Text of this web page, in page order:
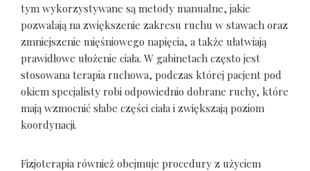
tym wykorzystywane są metody manualne, jakie
pozwalają na zwiększenie zakresu ruchu w stawach oraz
zmniejszenie mięśniowego napięcia, a także ułatwiają
prawidłowe ułożenie ciała. W gabinetach często jest
stosowana terapia ruchowa, podczas której pacjent pod
okiem specjalisty robi odpowiednio dobrane ruchy, które
mają wzmocnić słabe części ciała i zwiększają poziom
koordynacji.
Fizjoterapia również obejmuje procedury z użyciem